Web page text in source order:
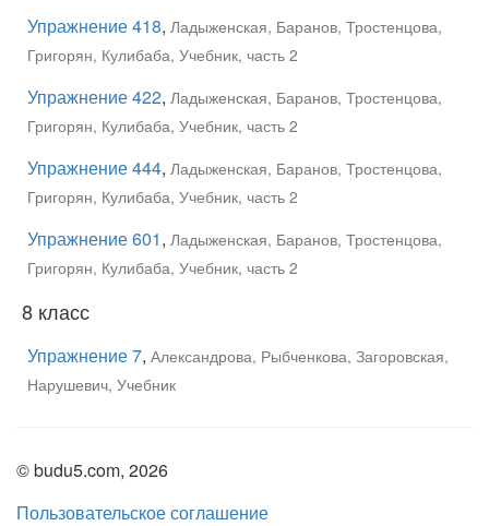
Упражнение 418, Ладыженская, Баранов, Тростенцова,
Григорян, Кулибаба, Учебник, часть 2
Упражнение 422, Ладыженская, Баранов, Тростенцова,
Григорян, Кулибаба, Учебник, часть 2
Упражнение 444, Ладыженская, Баранов, Тростенцова,
Григорян, Кулибаба, Учебник, часть 2
Упражнение 601, Ладыженская, Баранов, Тростенцова,
Григорян, Кулибаба, Учебник, часть 2
8 класс
Упражнение 7, Александрова, Рыбченкова, Загоровская,
Нарушевич, Учебник
© budu5.com, 2026
Пользовательское соглашение